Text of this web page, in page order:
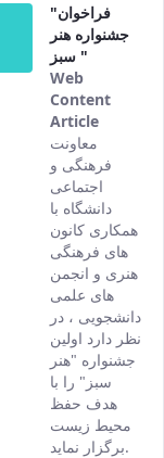
"فراخوان
جشنواره هنر
سبز "
Web
Content
Article
result
from
the
Persian
version
of this
content.
معاونت
فرهنگی و
اجتماعی
دانشگاه با
همکاری کانون
های فرهنگی
هنری و انجمن
های علمی
دانشجویی ، در
نظر دارد اولین
جشنواره "هنر
سبز" را با
هدف حفظ
محیط زیست
برگزار نماید.